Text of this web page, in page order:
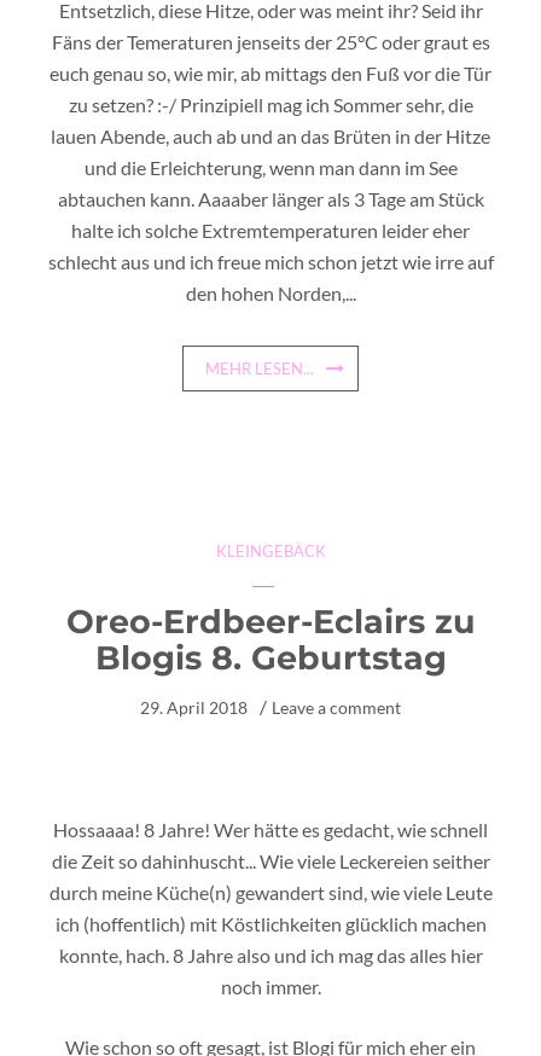
Entsetzlich, diese Hitze, oder was meint ihr? Seid ihr
Fäns der Temeraturen jenseits der 25°C oder graut es
euch genau so, wie mir, ab mittags den Fuß vor die Tür
zu setzen? :-/ Prinzipiell mag ich Sommer sehr, die
lauen Abende, auch ab und an das Brüten in der Hitze
und die Erleichterung, wenn man dann im See
abtauchen kann. Aaaaber länger als 3 Tage am Stück
halte ich solche Extremtemperaturen leider eher
schlecht aus und ich freue mich schon jetzt wie irre auf
den hohen Norden,...
MEHR LESEN...
KLEINGEBÄCK
Oreo-Erdbeer-Eclairs zu
Blogis 8. Geburtstag
29. April 2018 Leave a comment
Hossaaaa! 8 Jahre! Wer hätte es gedacht, wie schnell
die Zeit so dahinhuscht... Wie viele Leckereien seither
durch meine Küche(n) gewandert sind, wie viele Leute
ich (hoffentlich) mit Köstlichkeiten glücklich machen
konnte, hach. 8 Jahre also und ich mag das alles hier
noch immer.
Wie schon so oft gesagt, ist Blogi für mich eher ein